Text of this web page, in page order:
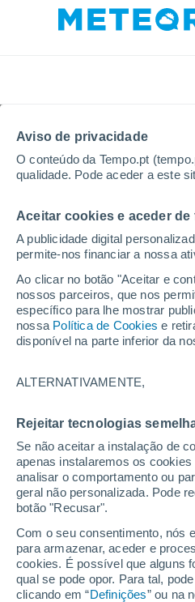
Aviso de privacidade
O conteúdo da Tempo.pt
qualidade. Pode aceder a este
Aceitar cookies e aceder de
A publicidade digital
permite-nos financiar a nossa
Ao clicar no botão "Aceitar e
nossos parceiros, que nos
específico para lhe mostrar
nossa Política de Cookies e
disponível na parte inferior da
ALTERNATIVAMENTE,
Rejeitar tecnologias
Se não aceitar a instalação de
apenas instalaremos os
analisar o comportamento ou
geral não personalizada. Pode
botão "Recusar".
Com o seu consentimento, nós
para armazenar, aceder e
cookies. É possível que alguns
qual se pode opor. Para tal,
clicando em “Definições” ou na
Início Estados Unidos
O tempo
Wyoming
O tempo em todos
Afton
Albin
Alcova
Bairoil
Bar Nunn
Bordeaux